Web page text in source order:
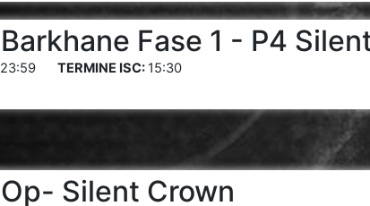
Fase 1 - P4
23:59 15:30
Silent Crown